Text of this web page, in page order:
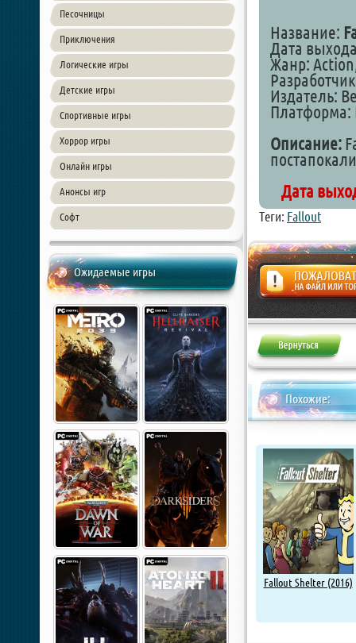
Песочницы
Приключения
Логические игры
Детские игры
Спортивные игры
Хоррор игры
Онлайн игры
Анонсы игр
Софт
Ожидаемые игры
Название:
Дата
Жанр:
Издатель:
Платформа:
Описание:
Дата
Теги: Fallout
Жалоба
Похожие:
Fallout Shelter (2016)